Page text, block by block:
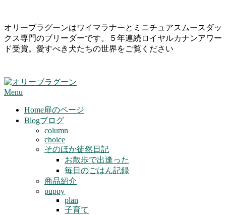
Skip
to
content
オリーブラグーンはワイマラナーとミニチュアスムースダッ
クス専門のブリーダーです。５年連続ロイヤルカナンアワー
ド受賞。愛すべき犬たちの世界をご覧ください
Primary
Menu
Menu
Home扉のページ
Blogブログ
column
choice
そのほか徒然日記
お散歩で出逢った
毎日のごはん記録
商品紹介
puppy
plan
子育て